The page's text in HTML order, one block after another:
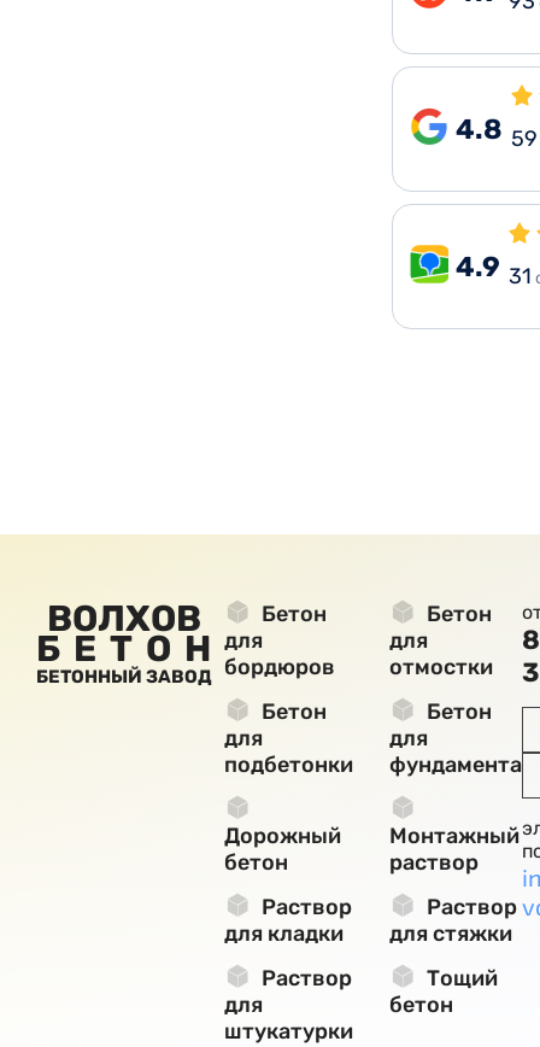
4.8 59
4.9 31
ВОЛХОВ
БЕТОН
БЕТОННЫЙ ЗАВОД
Бетон
для
бордюров
Бетон
для
отмостки
Бетон
для
подбетонки
Бетон
для
фундамента
Дорожный
бетон
Монтажный
раствор
Раствор
для кладки
Раствор
для стяжки
Раствор
для
штукатурки
Тощий
бетон